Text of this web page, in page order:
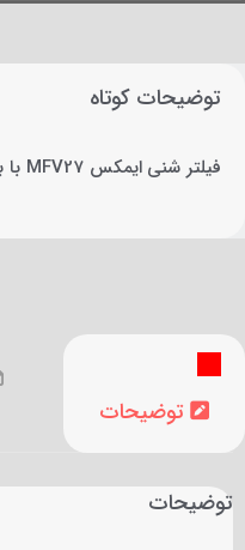
توضیحات کوتاه
فیلتر شنی ایمکس MFV27 با بدنه دولایه HDPE و فایبرگلاس، شیر چندپورت شش‌حالته و تحمل فشار ۳.۵ بار، گزینه‌ای مطمئن و بادوام برای تصفیه آب استخر و جکوزی است.
توضیحات
توضیحات